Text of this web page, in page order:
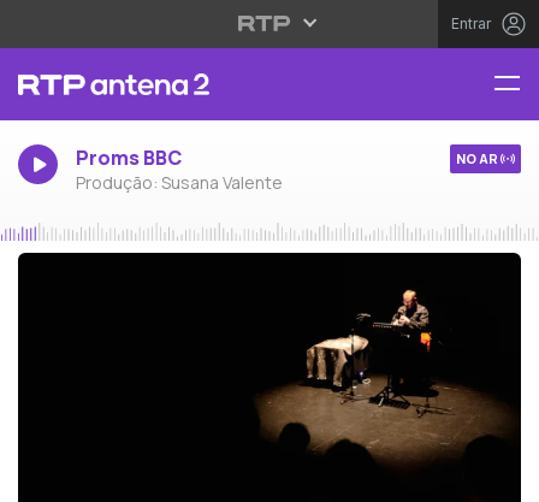
Entrar
Proms BBC
Produção: Susana Valente
NO AR